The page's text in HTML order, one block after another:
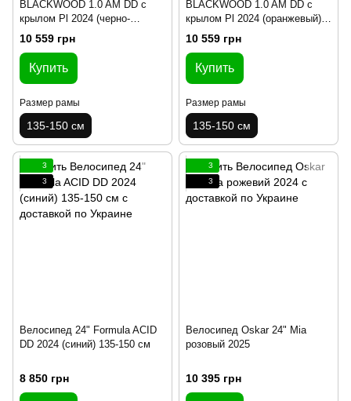
BLACKWOOD 1.0 AM DD с
крылом Pl 2024 (черно-
красный(м)) 135-150 см
10 559 грн
Купить
Размер рамы
135-150 см
BLACKWOOD 1.0 AM DD с
крылом Pl 2024 (оранжевый)
135-150 см
10 559 грн
Купить
Размер рамы
135-150 см
3
3
Велосипед 24" Formula ACID
DD 2024 (синий) 135-150 см
8 850 грн
3
3
Велосипед Oskar 24" Mia
розовый 2025
10 395 грн